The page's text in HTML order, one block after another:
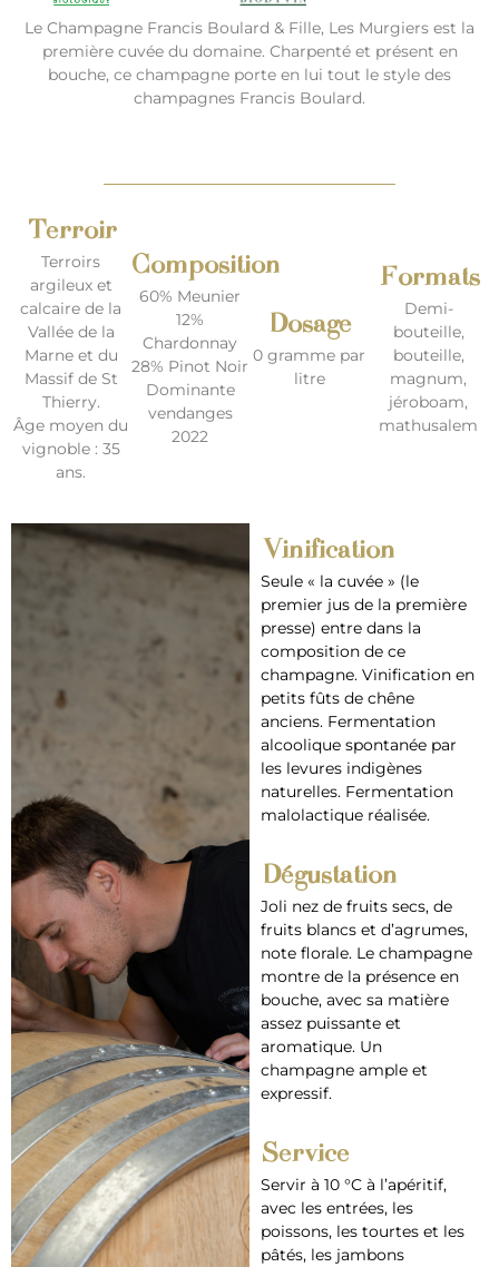
Le Champagne Francis Boulard & Fille, Les Murgiers est la
première cuvée du domaine. Charpenté et présent en
bouche, ce champagne porte en lui tout le style des
champagnes Francis Boulard.
Terroir
Terroirs
argileux et
calcaire de la
Vallée de la
Marne et du
Massif de St
Thierry.
Âge moyen du
vignoble : 35
ans.
Composition
60% Meunier
12%
Chardonnay
28% Pinot Noir
Dominante
vendanges
2022
Dosage
0 gramme par
litre
Formats
Demi-
bouteille,
bouteille,
magnum,
jéroboam,
mathusalem
Vinification
Seule « la cuvée » (le
premier jus de la première
presse) entre dans la
composition de ce
champagne. Vinification en
petits fûts de chêne
anciens. Fermentation
alcoolique spontanée par
les levures indigènes
naturelles. Fermentation
malolactique réalisée.
Dégustation
Joli nez de fruits secs, de
fruits blancs et d’agrumes,
note florale. Le champagne
montre de la présence en
bouche, avec sa matière
assez puissante et
aromatique. Un
champagne ample et
expressif.
Service
Servir à 10 °C à l’apéritif,
avec les entrées, les
poissons, les tourtes et les
pâtés, les jambons